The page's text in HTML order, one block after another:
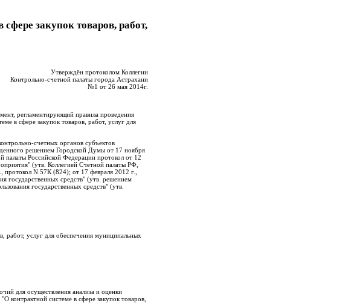
закупок товаров, работ,
Утверждён протоколом Коллегии
Контрольно-счетной палаты города Астрахани
№1 от 26 мая 2014г.
регламентирующий правила проведения
в сфере закупок товаров, работ, услуг для
счетных органов субъектов
решением Городской Думы от 17 ноября
палаты Российской Федерации протокол от 12
(утв. Коллегией Счетной палаты РФ,
N 57К (824); от 17 февраля 2012 г.,
государственных средств" (утв. решением
государственных средств" (утв.
работ, услуг для обеспечения муниципальных
для осуществления анализа и оценки
контрактной системе в сфере закупок товаров,